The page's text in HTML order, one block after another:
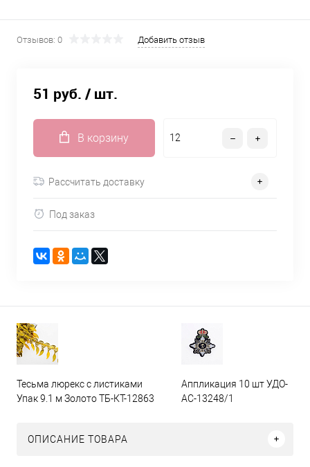
Отзывов: 0 Добавить отзыв
51 руб. / шт.
В корзину
Рассчитать доставку
Под заказ
Тесьма люрекс с листиками
Упак 9.1 м Золото ТБ-КТ-12863
Аппликация 10 шт УДО-
АС-13248/1
ОПИСАНИЕ ТОВАРА